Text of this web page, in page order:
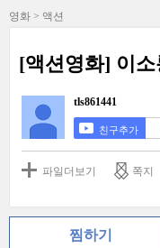
영화 > 액션
[액션영화] 이소
tls861441
친구추가
파일더보기 쪽지
찜하기